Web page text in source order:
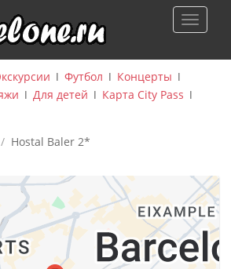
ǀ Футбол ǀ Концерты ǀ
ǀ Для детей ǀ Карта City Pass ǀ
Hostal Baler 2*